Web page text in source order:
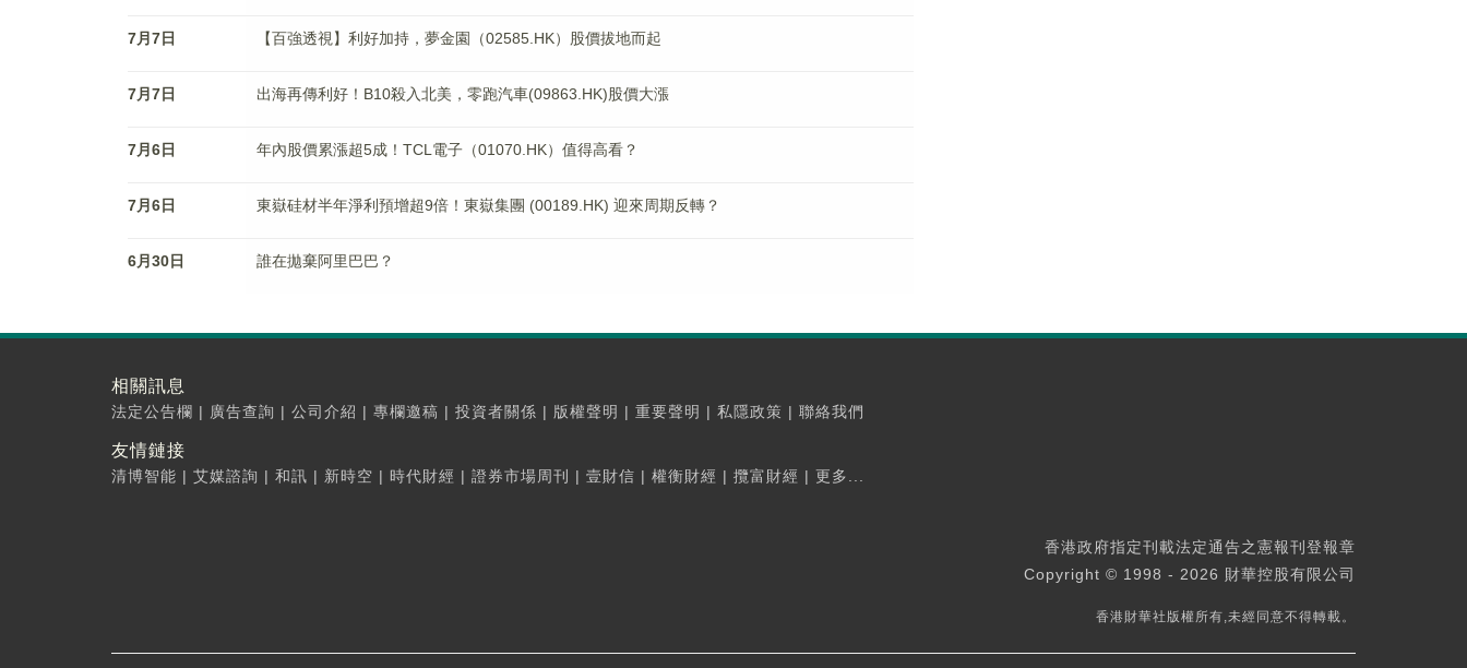
7月7日 【百強透視】利好加持，夢金園（02585.HK）股價拔地而起
7月7日 出海再傳利好！B10殺入北美，零跑汽車(09863.HK)股價大漲
7月6日 年內股價累漲超5成！TCL電子（01070.HK）值得高看？
7月6日 東嶽硅材半年淨利預增超9倍！東嶽集團 (00189.HK) 迎來周期反轉？
6月30日 誰在拋棄阿里巴巴？
相關訊息
法定公告欄 | 廣告查詢 | 公司介紹 | 專欄邀稿 | 投資者關係 | 版權聲明 | 重要聲明 | 私隱政策 | 聯絡我們
友情鏈接
清博智能 | 艾媒諮詢 | 和訊 | 新時空 | 時代財經 | 證券市場周刊 | 壹財信 | 權衡財經 | 攬富財經 | 更多...
香港政府指定刊載法定通告之憲報刊登報章
Copyright © 1998 - 2026 財華控股有限公司
香港財華社版權所有,未經同意不得轉載。